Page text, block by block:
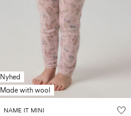
Nyhed
Made with wool
NAME IT MINI